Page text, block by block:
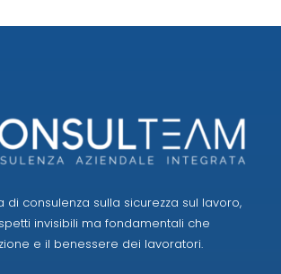
di consulenza sulla sicurezza sul lavoro,
invisibili ma fondamentali che
e il benessere dei lavoratori.